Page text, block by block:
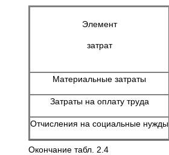
Элемент
затрат
Материальные затраты
Затраты на оплату труда
Отчисления на социальные нужды
Окончание табл. 2.4